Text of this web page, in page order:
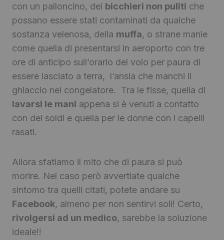
con un palloncino, dei bicchieri non puliti che
possano essere stati contaminati da qualche
sostanza velenosa, della muffa, o strane manie
come quella di presentarsi in aeroporto con tre
ore di anticipo sull’orario del volo per paura di
essere lasciato a terra, l’ansia che manchi il
ghiaccio nel congelatore. Tra le fisse, quella di
lavarsi le mani appena si è venuti a contatto
con dei soldi e quella per le donne con i capelli
rasati.
Allora sfatiamo il mito che di paura si può
morire. Nel caso però avvertiate qualche
sintomo tra quelli citati, potete andare su
Facebook, almeno per non sentirvi soli! Certo,
rivolgersi ad un medico, sarebbe la soluzione
ideale!!